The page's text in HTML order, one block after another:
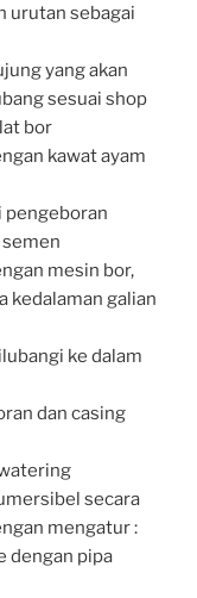
urutan sebagai
yang akan
sesuai shop
bor
kawat ayam
pengeboran
mesin bor,
kedalaman galian
ke dalam
dan casing
secara
mengatur :
dengan pipa